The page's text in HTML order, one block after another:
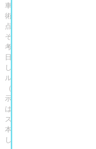
車詩社」を描いた映画を起
術をとおして見つめ直すを
点、資料約600点に日本の作
それらの関係性が交錯する
考することを試みます。
日本統治期に台湾へのシュ
した数人の詩人をめぐる歴
ルを横断する多様な作品を散
（2015年、日本公開2017年
示せず、観客がそれぞれの視
は、その監督である黄亜歴
ストキュレーターに迎えます
本展では、この映画をめぐる
し、美術作品や文芸、映画